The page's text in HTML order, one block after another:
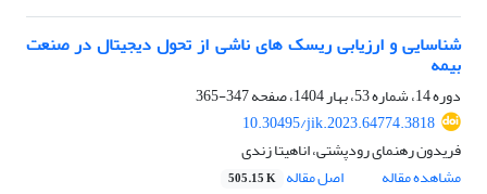
شناسایی و ارزیابی ریسک های ناشی از تحول دیجیتال در صنعت
بیمه
دوره 14، شماره 53، بهار 1404، صفحه
347-365
10.30495/jik.2023.64774.3818
فریدون رهنمای رودپشتی، اناهیتا زندی
مشاهده مقاله
اصل مقاله 505.15 K